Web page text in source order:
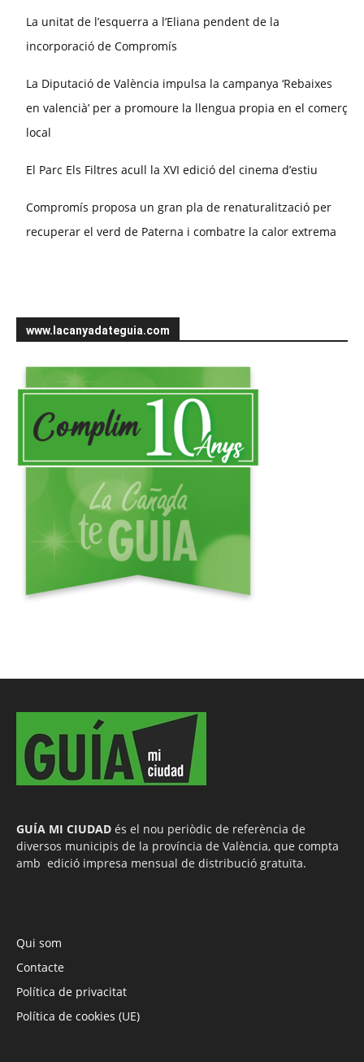
La unitat de l’esquerra a l’Eliana pendent de la
incorporació de Compromís
La Diputació de València impulsa la campanya ‘Rebaixes
en valencià’ per a promoure la llengua propia en el comerç
local
El Parc Els Filtres acull la XVI edició del cinema d’estiu
Compromís proposa un gran pla de renaturalització per
recuperar el verd de Paterna i combatre la calor extrema
www.lacanyadateguia.com
GUÍA MI CIUDAD és el nou periòdic de referència de
diversos municipis de la província de València, que compta
amb edició impresa mensual de distribució gratuïta.
Qui som
Contacte
Política de privacitat
Política de cookies (UE)